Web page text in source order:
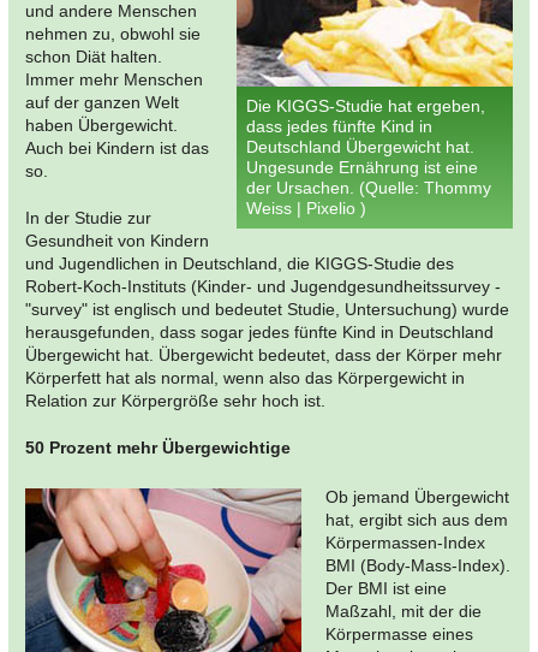
Die KIGGS-Studie hat ergeben,
dass jedes fünfte Kind in
Deutschland Übergewicht hat.
Ungesunde Ernährung ist eine
der Ursachen. (Quelle: Thommy
Weiss | Pixelio )
und andere Menschen
nehmen zu, obwohl sie
schon Diät halten.
Immer mehr Menschen
auf der ganzen Welt
haben Übergewicht.
Auch bei Kindern ist das
so.
In der Studie zur
Gesundheit von Kindern
und Jugendlichen in Deutschland, die KIGGS-Studie des
Robert-Koch-Instituts (Kinder- und Jugendgesundheitssurvey -
"survey" ist englisch und bedeutet Studie, Untersuchung) wurde
herausgefunden, dass sogar jedes fünfte Kind in Deutschland
Übergewicht hat. Übergewicht bedeutet, dass der Körper mehr
Körperfett hat als normal, wenn also das Körpergewicht in
Relation zur Körpergröße sehr hoch ist.
50 Prozent mehr Übergewichtige
Ob jemand Übergewicht
hat, ergibt sich aus dem
Körpermassen-Index
BMI (Body-Mass-Index).
Der BMI ist eine
Maßzahl, mit der die
Körpermasse eines